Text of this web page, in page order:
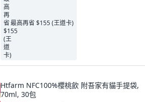
最高再省 $155 (王道卡)
Htfarm NFC100%櫻桃飲 附吾家有貓手提袋,
70ml, 30包